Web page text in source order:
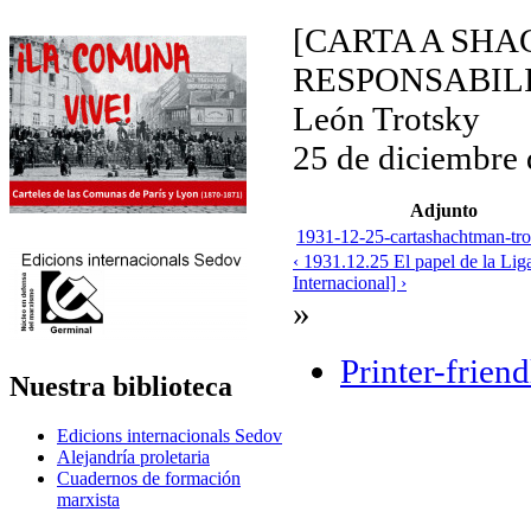
Nuestra biblioteca
Edicions internacionals Sedov
Alejandría proletaria
Cuadernos de formación
marxista
[CARTA A
León Trotsky
25 de diciembre
Adjunto
1931-12-25-cartashachtman-
‹ 1931.12.25 El papel de la
Internacional] ›
»
Printer-